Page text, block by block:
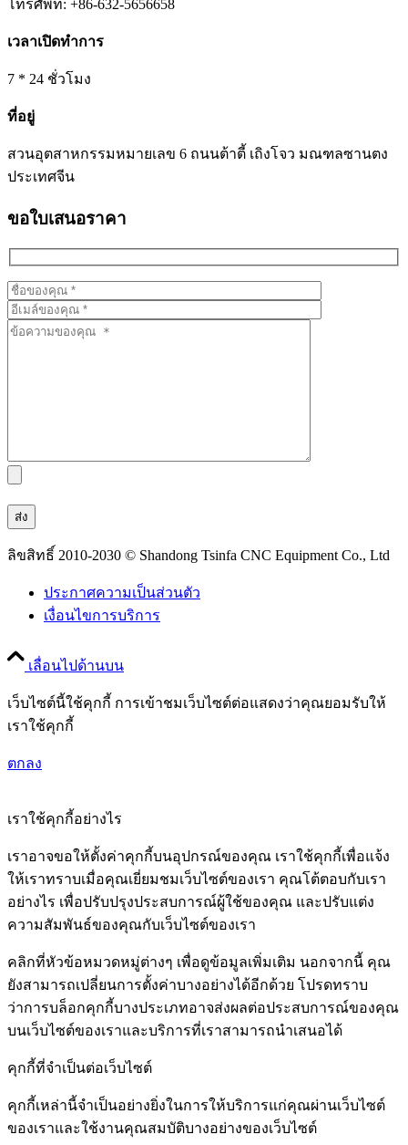
โทรศัพท์: +86-632-5656658
เวลาเปิดทำการ
7 * 24 ชั่วโมง
ที่อยู่
สวนอุตสาหกรรมหมายเลข 6 ถนนต้าตี้ เถิงโจว มณฑลซานตง
ประเทศจีน
ขอใบเสนอราคา
ลิขสิทธิ์ 2010-2030 © Shandong Tsinfa CNC Equipment Co., Ltd
ประกาศความเป็นส่วนตัว
เงื่อนไขการบริการ
เลื่อนไปด้านบน
เว็บไซต์นี้ใช้คุกกี้ การเข้าชมเว็บไซต์ต่อแสดงว่าคุณยอมรับให้
เราใช้คุกกี้
ตกลง
เราใช้คุกกี้อย่างไร
เราอาจขอให้ตั้งค่าคุกกี้บนอุปกรณ์ของคุณ เราใช้คุกกี้เพื่อแจ้ง
ให้เราทราบเมื่อคุณเยี่ยมชมเว็บไซต์ของเรา คุณโต้ตอบกับเรา
อย่างไร เพื่อปรับปรุงประสบการณ์ผู้ใช้ของคุณ และปรับแต่ง
ความสัมพันธ์ของคุณกับเว็บไซต์ของเรา
คลิกที่หัวข้อหมวดหมู่ต่างๆ เพื่อดูข้อมูลเพิ่มเติม นอกจากนี้ คุณ
ยังสามารถเปลี่ยนการตั้งค่าบางอย่างได้อีกด้วย โปรดทราบ
ว่าการบล็อกคุกกี้บางประเภทอาจส่งผลต่อประสบการณ์ของคุณ
บนเว็บไซต์ของเราและบริการที่เราสามารถนำเสนอได้
คุกกี้ที่จำเป็นต่อเว็บไซต์
คุกกี้เหล่านี้จำเป็นอย่างยิ่งในการให้บริการแก่คุณผ่านเว็บไซต์
ของเราและใช้งานคุณสมบัติบางอย่างของเว็บไซต์